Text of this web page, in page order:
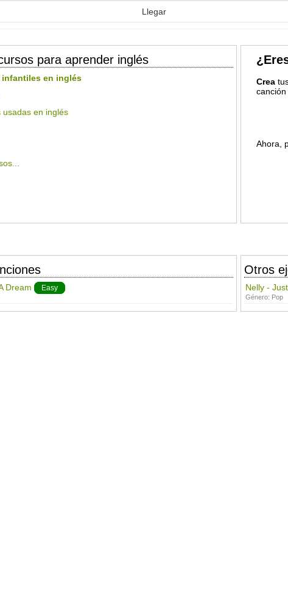
Llegar
para aprender inglés
infantiles en inglés
usadas en inglés
Crea
Ahora,
Dream Easy
Otros
Nelly -
Género: Pop